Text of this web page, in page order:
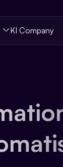
KI Company